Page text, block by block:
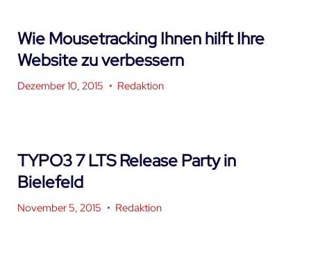
Wie Mousetracking Ihnen hilft Ihre
Website zu verbessern
Dezember 10, 2015 • Redaktion
TYPO3 7 LTS Release Party in
Bielefeld
November 5, 2015 • Redaktion